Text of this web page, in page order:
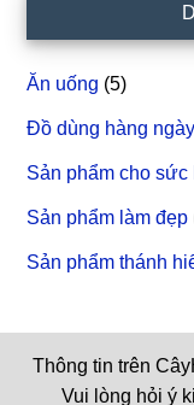
chính
Ăn uống (5)
Đồ dùng hàng ngày
Sản phẩm cho sức
Sản phẩm làm đẹp
Sản phẩm thánh
Thông tin trên
Vui lòng hỏi ý